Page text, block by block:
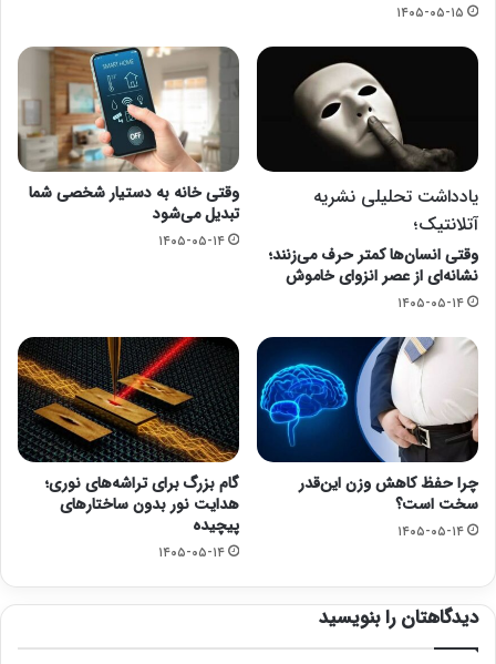
۱۴۰۵-۰۵-۱۵
یادداشت تحلیلی نشریه
آتلانتیک؛
وقتی انسان‌ها کمتر حرف می‌زنند؛
نشانه‌ای از عصر انزوای خاموش
۱۴۰۵-۰۵-۱۴
وقتی خانه به دستیار شخصی شما
تبدیل می‌شود
۱۴۰۵-۰۵-۱۴
چرا حفظ کاهش وزن این‌قدر
سخت است؟
۱۴۰۵-۰۵-۱۴
گام بزرگ برای تراشه‌های نوری؛
هدایت نور بدون ساختارهای
پیچیده
۱۴۰۵-۰۵-۱۴
دیدگاهتان را بنویسید